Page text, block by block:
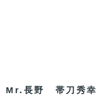
Mr.長野 帯刀秀幸